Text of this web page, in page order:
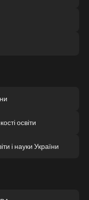
освіти
і науки України